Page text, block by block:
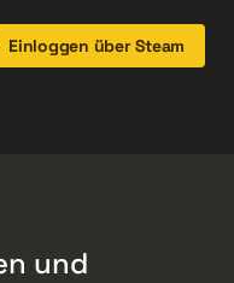
Einloggen über Steam
und